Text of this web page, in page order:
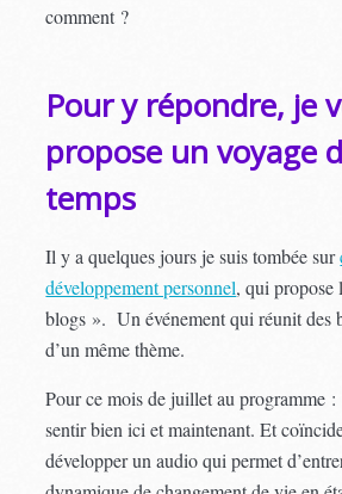
comment ?
Pour y répondre, je
propose un voyage
temps
Il y a quelques jours je suis tombée sur
développement personnel, qui propose
blogs ». Un événement qui réunit des
d’un même thème.
Pour ce mois de juillet au programme
sentir bien ici et maintenant. Et
développer un audio qui permet